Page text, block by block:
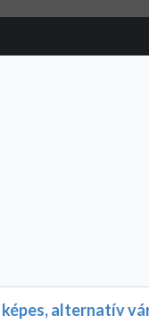
képes, alternatív